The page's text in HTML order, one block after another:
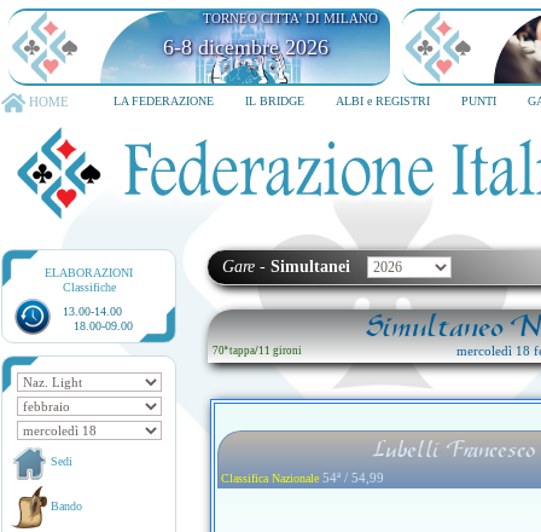
TORNEO CITTA' DI MILANO
6-8 dicembre 2026
HOME LA FEDERAZIONE IL BRIDGE ALBI e REGISTRI PUNTI
ELABORAZIONI
Classifiche
13.00-14.00
18.00-09.00
Sedi
Bando
Gare - Simultanei
Simultaneo
70ª tappa/11 gironi mercoledì 18
Lubelli
Classifica Nazionale 54ª / 54,99